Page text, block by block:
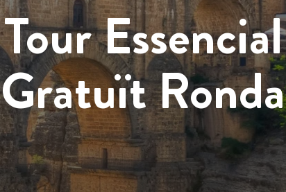
Tour Essencial
Gratuït Ronda